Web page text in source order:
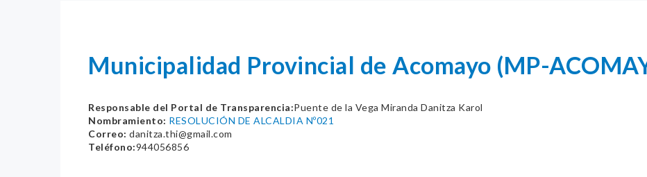
Municipalidad Provincial de Acomayo (MP-
Responsable del Portal de Transparencia:Puente de la Vega Miranda Danitza Karol
Nombramiento: RESOLUCIÓN DE ALCALDIA Nº021
Correo: danitza.thi@gmail.com
Teléfono:944056856